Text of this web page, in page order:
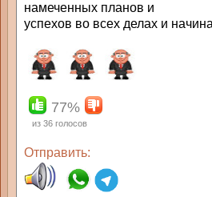
намеченных планов и
успехов во всех делах и
77%
из 36 голосов
Отправить: